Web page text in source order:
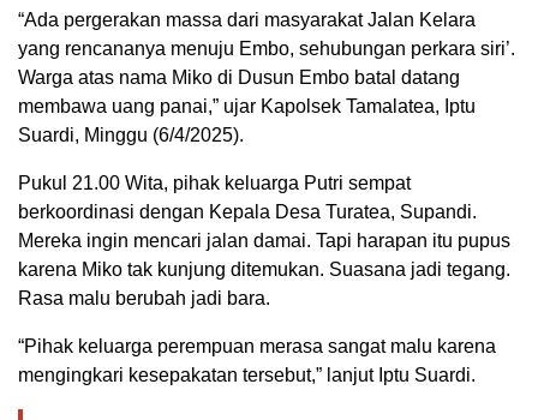
“Ada pergerakan massa dari masyarakat Jalan Kelara
yang rencananya menuju Embo, sehubungan perkara siri’.
Warga atas nama Miko di Dusun Embo batal datang
membawa uang panai,” ujar Kapolsek Tamalatea, Iptu
Suardi, Minggu (6/4/2025).
Pukul 21.00 Wita, pihak keluarga Putri sempat
berkoordinasi dengan Kepala Desa Turatea, Supandi.
Mereka ingin mencari jalan damai. Tapi harapan itu pupus
karena Miko tak kunjung ditemukan. Suasana jadi tegang.
Rasa malu berubah jadi bara.
“Pihak keluarga perempuan merasa sangat malu karena
mengingkari kesepakatan tersebut,” lanjut Iptu Suardi.